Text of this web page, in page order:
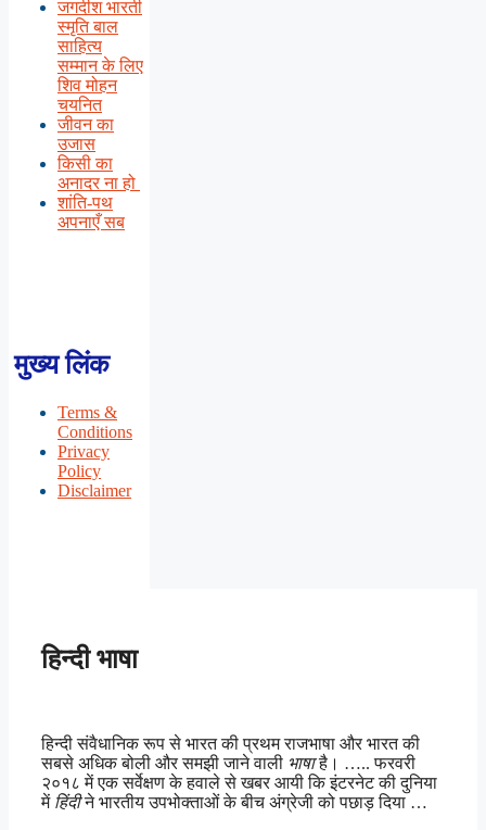
जगदीश भारती
स्मृति बाल
साहित्य
सम्मान के लिए
शिव मोहन
चयनित
जीवन का
उजास
किसी का
अनादर ना हो
शांति-पथ
अपनाएँ सब
मुख्य लिंक
Terms &
Conditions
Privacy
Policy
Disclaimer
हिन्दी भाषा
हिन्दी संवैधानिक रूप से भारत की प्रथम राजभाषा और भारत की
सबसे अधिक बोली और समझी जाने वाली भाषाहै। ….. फरवरी
२०१८ में एक सर्वेक्षण के हवाले से खबर आयी कि इंटरनेट की दुनिया
में हिंदीने भारतीय उपभोक्ताओं के बीच अंग्रेजी को पछाड़ दिया …